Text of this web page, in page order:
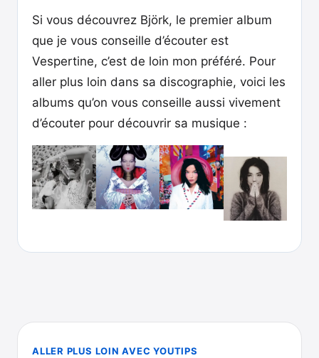
Si vous découvrez Björk, le premier album
que je vous conseille d’écouter est
Vespertine, c’est de loin mon préféré. Pour
aller plus loin dans sa discographie, voici les
albums qu’on vous conseille aussi vivement
d’écouter pour découvrir sa musique :
ALLER PLUS LOIN AVEC YOUTIPS